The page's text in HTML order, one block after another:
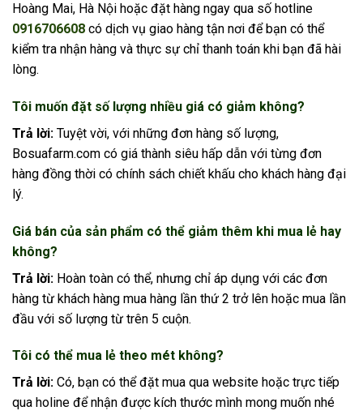
Hoàng Mai, Hà Nội hoặc đặt hàng ngay qua số hotline
0916706608 có dịch vụ giao hàng tận nơi để bạn có thể
kiểm tra nhận hàng và thực sự chỉ thanh toán khi bạn đã hài
lòng.
Tôi muốn đặt số lượng nhiều giá có giảm không?
Trả lời: Tuyệt vời, với những đơn hàng số lượng,
Bosuafarm.com có giá thành siêu hấp dẫn với từng đơn
hàng đồng thời có chính sách chiết khấu cho khách hàng đại
lý.
Giá bán của sản phẩm có thể giảm thêm khi mua lẻ hay
không?
Trả lời: Hoàn toàn có thể, nhưng chỉ áp dụng với các đơn
hàng từ khách hàng mua hàng lần thứ 2 trở lên hoặc mua lần
đầu với số lượng từ trên 5 cuộn.
Tôi có thể mua lẻ theo mét không?
Trả lời: Có, bạn có thể đặt mua qua website hoặc trực tiếp
qua holine để nhận được kích thước mình mong muốn nhé